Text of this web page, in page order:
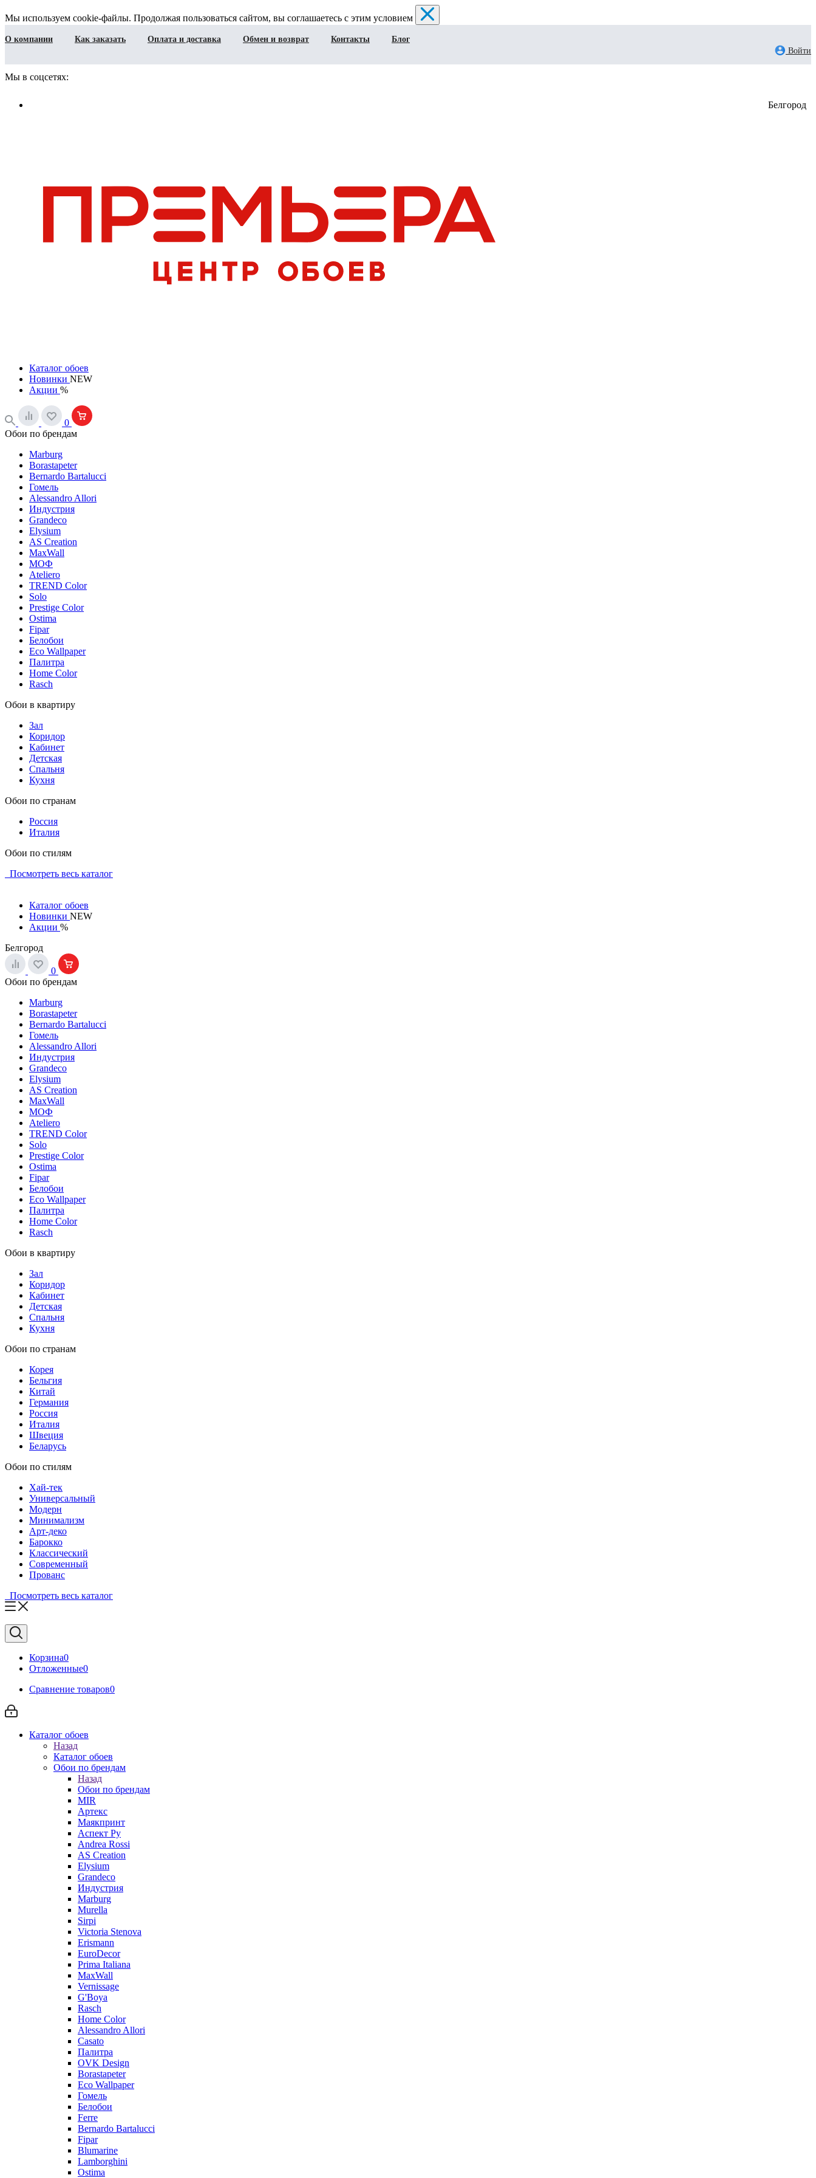
Мы используем cookie-файлы. Продолжая пользоваться сайтом, вы соглашаетесь с этим условием
О компании Как заказать Оплата и доставка Обмен и возврат Контакты
Блог
Войти
Мы в соцсетях:
Белгород
Каталог обоев
Новинки NEW
Акции %
0
Обои по брендам
Marburg
Borastapeter
Bernardo Bartalucci
Гомель
Alessandro Allori
Индустрия
Grandeco
Elysium
AS Creation
MaxWall
МОФ
Ateliero
TREND Color
Solo
Prestige Color
Ostima
Fipar
Белобои
Eco Wallpaper
Палитра
Home Color
Rasch
Обои в квартиру
Зал
Коридор
Кабинет
Детская
Спальня
Кухня
Обои по странам
Россия
Италия
Обои по стилям
Посмотреть весь каталог
Каталог обоев
Новинки NEW
Акции %
Белгород
0
Обои по брендам
Marburg
Borastapeter
Bernardo Bartalucci
Гомель
Alessandro Allori
Индустрия
Grandeco
Elysium
AS Creation
MaxWall
МОФ
Ateliero
TREND Color
Solo
Prestige Color
Ostima
Fipar
Белобои
Eco Wallpaper
Палитра
Home Color
Rasch
Обои в квартиру
Зал
Коридор
Кабинет
Детская
Спальня
Кухня
Обои по странам
Корея
Бельгия
Китай
Германия
Россия
Италия
Швеция
Беларусь
Обои по стилям
Хай-тек
Универсальный
Модерн
Минимализм
Арт-деко
Барокко
Классический
Современный
Прованс
Посмотреть весь каталог
Корзина0
Отложенные0
Сравнение товаров0
Каталог обоев
Назад
Каталог обоев
Обои по брендам
Назад
Обои по брендам
MIR
Артекс
Маякпринт
Аспект Ру
Andrea Rossi
AS Creation
Elysium
Grandeco
Индустрия
Marburg
Murella
Sirpi
Victoria Stenova
Erismann
EuroDecor
Prima Italiana
MaxWall
Vernissage
G'Boya
Rasch
Home Color
Alessandro Allori
Casato
Палитра
OVK Design
Borastapeter
Eco Wallpaper
Гомель
Белобои
Ferre
Bernardo Bartalucci
Fipar
Blumarine
Lamborghini
Ostima